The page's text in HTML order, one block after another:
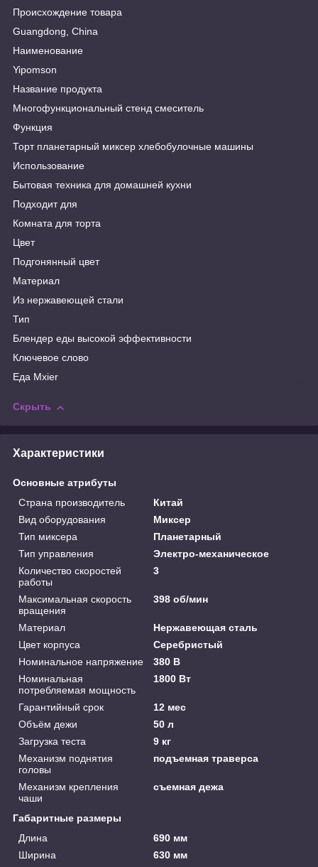
Происхождение товара
Guangdong, China
Наименование
Yipomson
Название продукта
Многофункциональный стенд смеситель
Функция
Торт планетарный миксер хлебобулочные машины
Использование
Бытовая техника для домашней кухни
Подходит для
Комната для торта
Цвет
Подгонянный цвет
Материал
Из нержавеющей стали
Тип
Блендер еды высокой эффективности
Ключевое слово
Еда Mxier
Скрыть
Характеристики
Основные атрибуты
Страна производитель
Китай
Вид оборудования
Миксер
Тип миксера
Планетарный
Тип управления
Электро-механическое
Количество скоростей
работы
3
Максимальная скорость
вращения
398 об/мин
Материал
Нержавеющая сталь
Цвет корпуса
Серебристый
Номинальное напряжение
380 В
Номинальная
потребляемая мощность
1800 Вт
Гарантийный срок
12 мес
Объём дежи
50 л
Загрузка теста
9 кг
Механизм поднятия
головы
подъемная траверса
Механизм крепления
чаши
съемная дежа
Габаритные размеры
Длина
690 мм
Ширина
630 мм